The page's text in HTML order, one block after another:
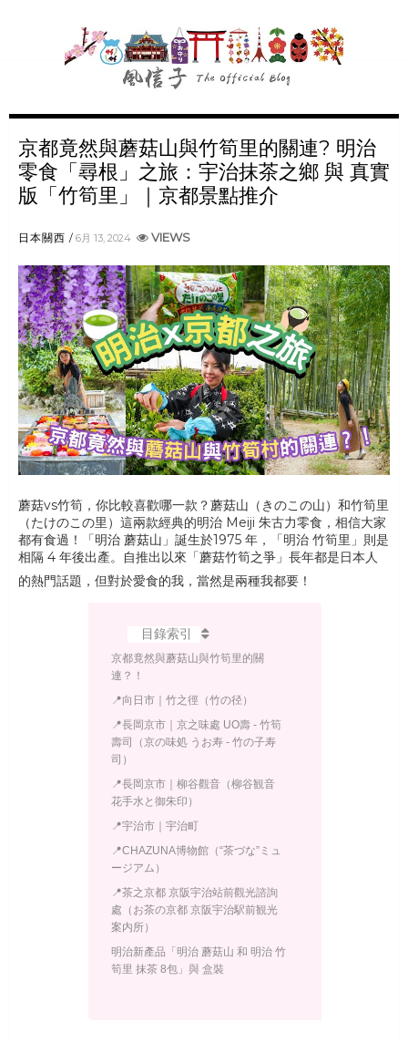
京都竟然與蘑菇山與竹筍里的關連? 明治
零食「尋根」之旅：宇治抹茶之鄉 與 真實
版「竹筍里」｜京都景點推介
日本關西 6月 13, 2024 VIEWS
蘑菇vs竹筍，你比較喜歡哪一款？蘑菇山（きのこの山）和竹筍里
（たけのこの里）這兩款經典的明治 Meiji 朱古力零食，相信大家
都有食過！「明治 蘑菇山」誕生於1975 年，「明治 竹筍里」則是
相隔 4 年後出產。自推出以來「蘑菇竹筍之爭」長年都是日本人
的熱門話題，但對於愛食的我，當然是兩種我都要！
目錄索引
京都竟然與蘑菇山與竹筍里的關
連？！
📍向日市｜竹之徑（竹の径）
📍長岡京市｜京之味處 UO壽 - 竹筍
壽司（京の味処 うお寿 - 竹の子寿
司）
📍長岡京市｜柳谷觀音（柳谷観音
花手水と御朱印）
📍宇治市｜宇治町
📍CHAZUNA博物館（“茶づな”ミュ
ージアム）
📍茶之京都 京阪宇治站前觀光諮詢
處（お茶の京都 京阪宇治駅前観光
案内所）
明治新產品「明治 蘑菇山 和 明治 竹
筍里 抹茶 8包」與 盒裝